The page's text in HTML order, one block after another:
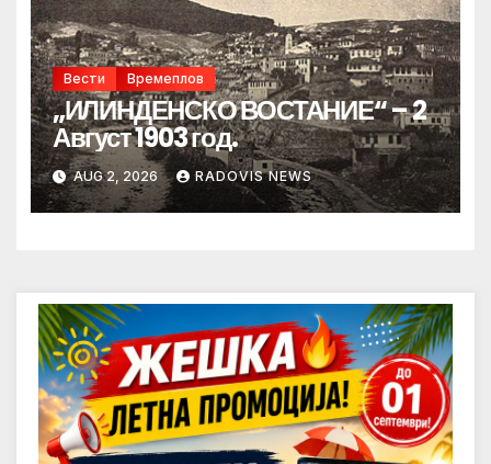
Вести Времеплов
„ИЛИНДЕНСКО ВОСТАНИЕ“ – 2
Август 1903 год.
AUG 2, 2026 RADOVIS NEWS